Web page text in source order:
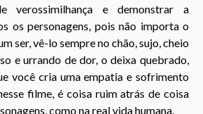
verossimilhança e demonstrar a
os personagens, pois não importa o
ser, vê-lo sempre no chão, sujo, cheio
e urrando de dor, o deixa quebrado,
você cria uma empatia e sofrimento
filme, é coisa ruim atrás de coisa
como na real vida humana.